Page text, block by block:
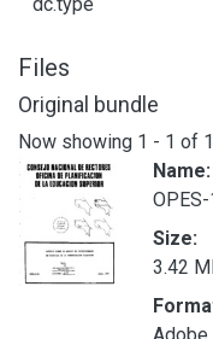
Files
Original bundle
Now showing 1 - 1 of 1
Name:
Size:
3.42